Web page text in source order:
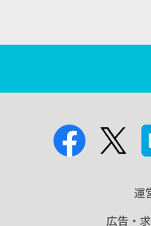
運
広告・